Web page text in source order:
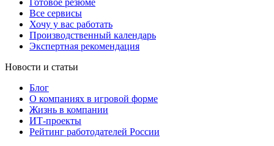
Все сервисы
Хочу у вас работать
Производственный календарь
Экспертная рекомендация
Новости и статьи
Блог
О компаниях в игровой форме
Жизнь в компании
ИТ-проекты
Рейтинг работодателей России